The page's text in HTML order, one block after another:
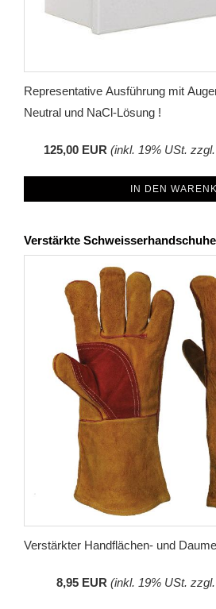
Representative Ausführung mit
Neutral und NaCl-Lösung !
125,00 EUR (inkl. 19% USt. zzgl.
IN DEN
Verstärkte
Verstärkter Handflächen- und
8,95 EUR (inkl. 19% USt. zzgl.